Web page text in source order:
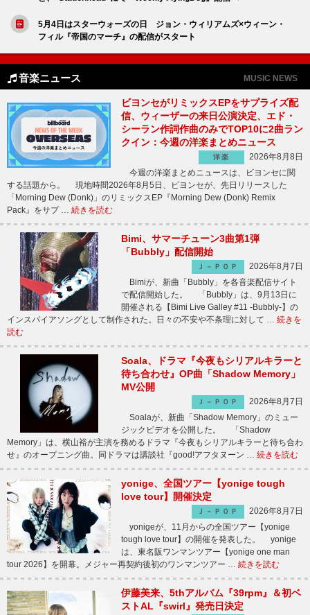
5月4日はスターウォーズの日 ジョン・ウィリアムズ×ウィーン・
フィル『帝国のマーチ』の配信がスタート
音楽ニュース MUSIC NEWS
ビヨンセがリミックスEPをサプライズ配
信、ウィーザーの来日公演決定、エド・
シーラン作詞作曲のみでTOP10に2曲ラン
クイン：今週の洋楽まとめニュース
洋楽
2026年8月8日
今週の洋楽まとめニュースは、ビヨンセに関
する話題から。 現地時間2026年8月5日、ビヨンセが、先日リリースした
「Morning Dew (Donk)」のリミックスEP『Morning Dew (Donk) Remix
Pack』をサプ … 続きを読む
Bimi、サマーチューン3曲第1弾
「Bubbly」配信開始
Ｊ－ＰＯＰ
2026年8月7日
Bimiが、新曲「Bubbly」を各音楽配信サイト
で配信開始した。 「Bubbly」は、9月13日に
開催される【Bimi Live Galley #11 -Bubbly-】の
インスパイアソングとして制作された。日々の不安や不条理に対して … 続きを
読む
Soala、ドラマ『今夜もシリアルキラーと
待ち合わせ』OP曲「Shadow Memory」
MV公開
Ｊ－ＰＯＰ
2026年8月7日
Soalaが、新曲「Shadow Memory」のミュー
ジックビデオを公開した。 「Shadow
Memory」は、横山裕が主演を務めるドラマ『今夜もシリアルキラーと待ち合わ
せ』のオープニング曲。同ドラマは講談社『good!アフタヌーン … 続きを読む
yonige、全国ツアー【yonige tough
love tour】開催決定
Ｊ－ＰＯＰ
2026年8月7日
yonigeが、11月からの全国ツアー【yonige
tough love tour】の開催を発表した。 yonige
は、東名阪ワンマンツアー【yonige one man
tour 2026】を開幕。メジャー再契約後初のワンマンツアー … 続きを読む
伊藤美来、5thアルバム『39rpm』＆初ベ
ストAL『swirl』発売日決定